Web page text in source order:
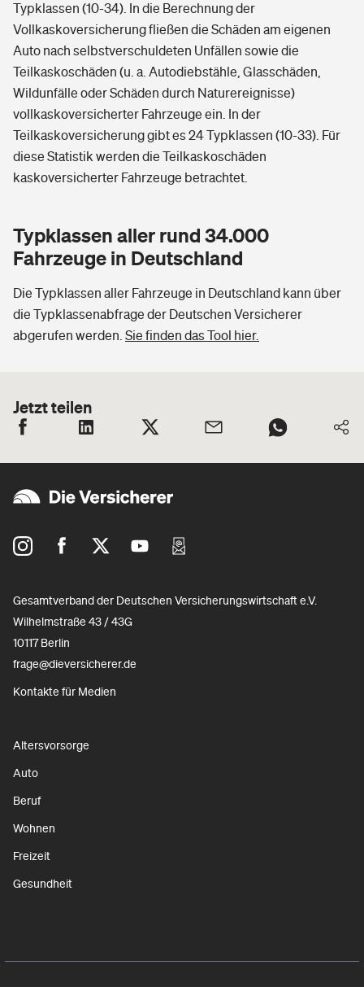
Typklassen (10-34). In die Berechnung der
Vollkaskoversicherung fließen die Schäden am eigenen
Auto nach selbstverschuldeten Unfällen sowie die
Teilkaskoschäden (u. a. Autodiebstähle, Glasschäden,
Wildunfälle oder Schäden durch Naturereignisse)
vollkaskoversicherter Fahrzeuge ein. In der
Teilkaskoversicherung gibt es 24 Typklassen (10-33). Für
diese Statistik werden die Teilkaskoschäden
kaskoversicherter Fahrzeuge betrachtet.
Typklassen aller rund 34.000
Fahrzeuge in Deutschland
Die Typklassen aller Fahrzeuge in Deutschland kann über
die Typklassenabfrage der Deutschen Versicherer
abgerufen werden. Sie finden das Tool hier.
Jetzt teilen
Gesamtverband der Deutschen Versicherungswirtschaft e.V.
Wilhelmstraße 43 / 43G
10117 Berlin
frage@dieversicherer.de
Kontakte für Medien
Altersvorsorge
Auto
Beruf
Wohnen
Freizeit
Gesundheit